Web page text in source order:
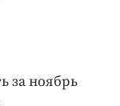
за ноябрь